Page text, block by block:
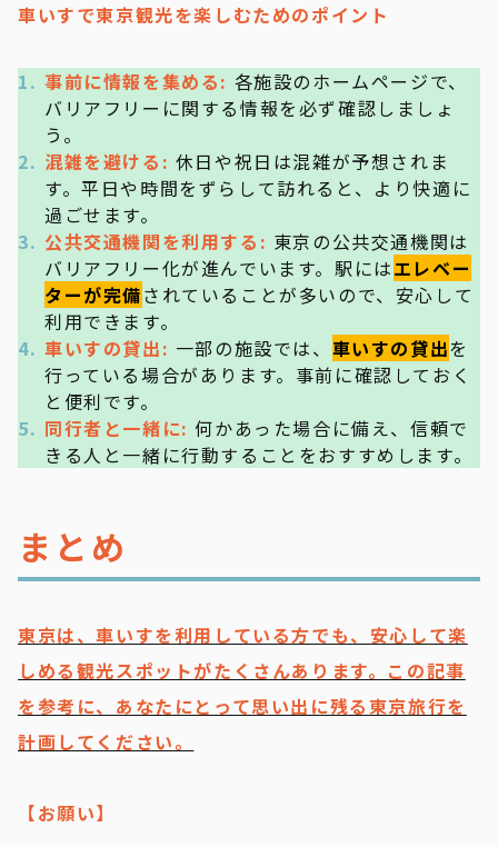
車いすで東京観光を楽しむためのポイント
事前に情報を集める: 各施設のホームページで、
バリアフリーに関する情報を必ず確認しましょ
う。
混雑を避ける: 休日や祝日は混雑が予想されま
す。平日や時間をずらして訪れると、より快適に
過ごせます。
公共交通機関を利用する: 東京の公共交通機関は
バリアフリー化が進んでいます。駅にはエレベー
ターが完備されていることが多いので、安心して
利用できます。
車いすの貸出: 一部の施設では、 車いすの貸出を
行っている場合があります。事前に確認しておく
と便利です。
同行者と一緒に: 何かあった場合に備え、信頼で
きる人と一緒に行動することをおすすめします。
まとめ
東京は、車いすを利用している方でも、安心して楽
しめる観光スポットがたくさんあります。この記事
を参考に、あなたにとって思い出に残る東京旅行を
計画してください。
【お願い】